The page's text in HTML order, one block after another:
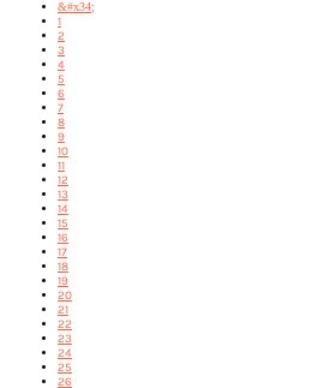
&#x34;
1
2
3
4
5
6
7
8
9
10
11
12
13
14
15
16
17
18
19
20
21
22
23
24
25
26